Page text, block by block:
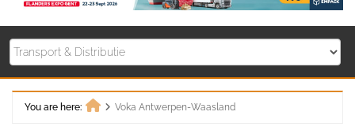
You are here:
Voka Antwerpen-Waasland